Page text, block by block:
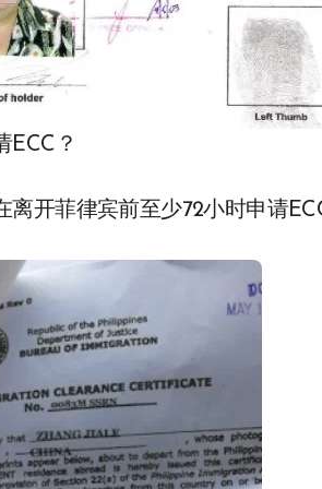
ECC？
离开菲律宾前至少72小时申请